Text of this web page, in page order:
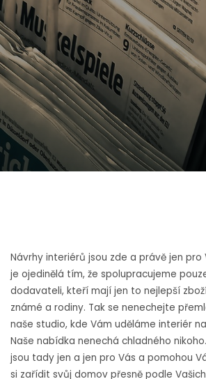
Návrhy interiérů jsou zde a právě jen pro
je ojedinělá tím, že spolupracujeme
dodavateli, kteří mají jen to nejlepší
známé a rodiny. Tak se nenechejte
naše studio, kde Vám uděláme interiér
Naše nabídka nenechá chladného nikoho.
jsou tady jen a jen pro Vás a pomohou
si zařídit svůj domov přesně podle